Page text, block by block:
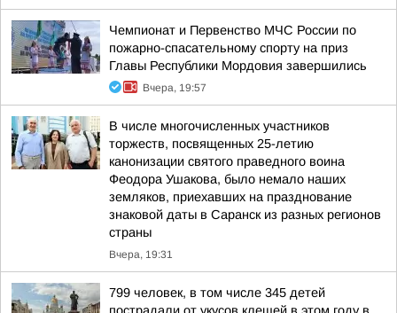
Чемпионат и Первенство МЧС России по
пожарно-спасательному спорту на приз
Главы Республики Мордовия завершились
Вчера, 19:57
В числе многочисленных участников
торжеств, посвященных 25-летию
канонизации святого праведного воина
Феодора Ушакова, было немало наших
земляков, приехавших на празднование
знаковой даты в Саранск из разных регионов
страны
Вчера, 19:31
799 человек, в том числе 345 детей